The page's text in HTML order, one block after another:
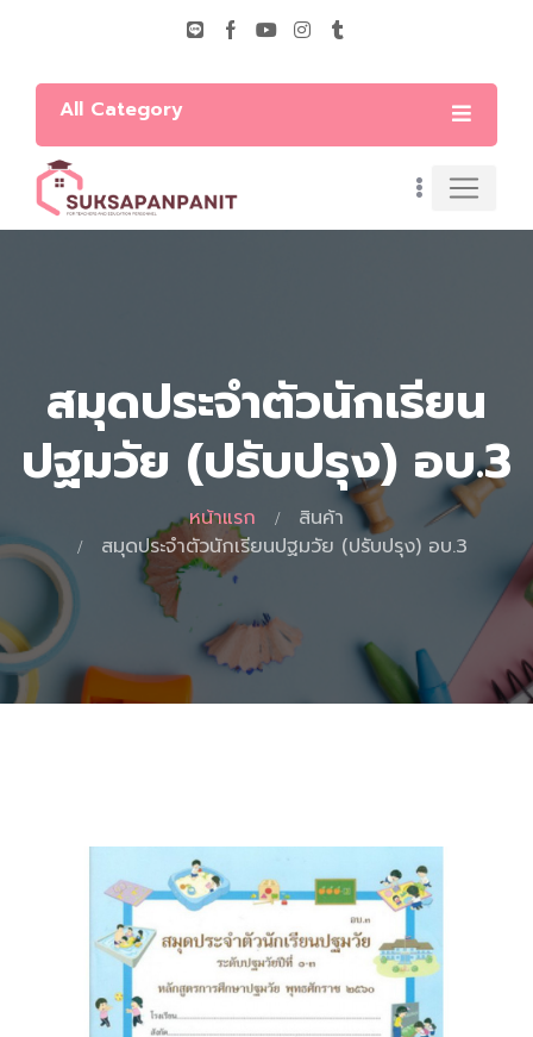
All Category
สมุดประจำตัวนักเรียน
ปฐมวัย (ปรับปรุง) อบ.3
หน้าแรก
สินค้า
สมุดประจำตัวนักเรียนปฐมวัย (ปรับปรุง) อบ.3